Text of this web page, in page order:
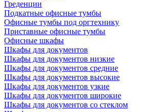
Греденции
Подкатные офисные тумбы
Офисные тумбы под оргтехнику
Приставные офисные тумбы
Офисные шкафы
Шкафы для документов
Шкафы для документов низкие
Шкафы для документов средние
Шкафы для документов высокие
Шкафы для документов узкие
Шкафы для документов широкие
Шкафы для документов со стеклом